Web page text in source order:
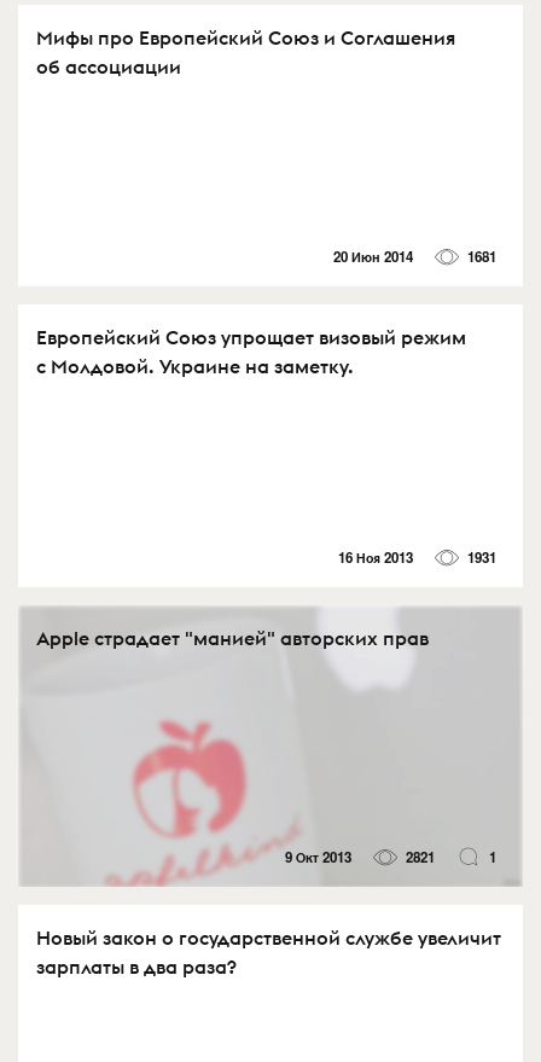
Мифы про Европейский Союз и Соглашения
об ассоциации
20 Июн 2014 1681
Европейский Союз упрощает визовый режим
с Молдовой. Украине на заметку.
16 Ноя 2013 1931
Apple страдает "манией" авторских прав
9 Окт 2013 2821 1
Новый закон о государственной службе увеличит
зарплаты в два раза?